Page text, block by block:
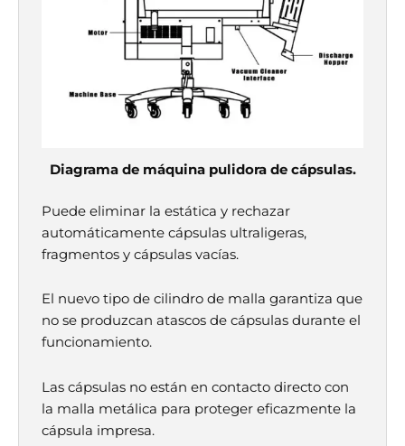
Diagrama de máquina pulidora de cápsulas.
Puede eliminar la estática y rechazar
automáticamente cápsulas ultraligeras,
fragmentos y cápsulas vacías.
El nuevo tipo de cilindro de malla garantiza que
no se produzcan atascos de cápsulas durante el
funcionamiento.
Las cápsulas no están en contacto directo con
la malla metálica para proteger eficazmente la
cápsula impresa.